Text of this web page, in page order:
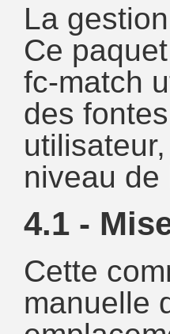
La
Ce
fc-match
des
niveau
4.1 -
Cette
manuelle